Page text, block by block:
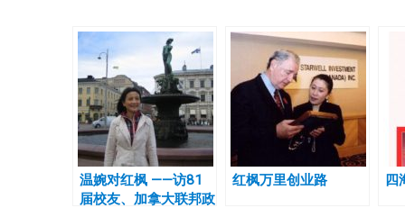
温婉对红枫 ——访81
届校友、加拿大联邦政
红枫万里创业路 四